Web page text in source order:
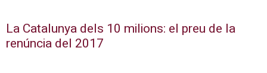
La Catalunya dels 10 milions: el preu de la
renúncia del 2017